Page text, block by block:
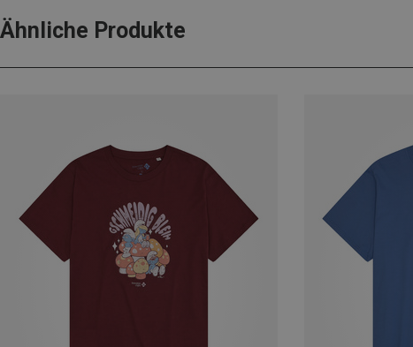
Ähnliche Produkte